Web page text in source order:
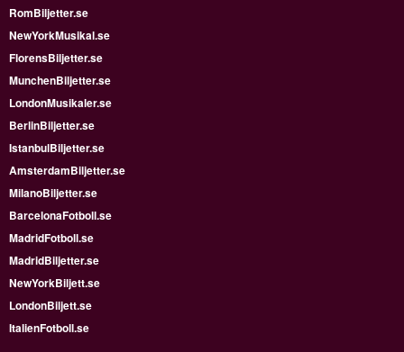
RomBiljetter.se
NewYorkMusikal.se
FlorensBiljetter.se
MunchenBiljetter.se
LondonMusikaler.se
BerlinBiljetter.se
IstanbulBiljetter.se
AmsterdamBiljetter.se
MilanoBiljetter.se
BarcelonaFotboll.se
MadridFotboll.se
MadridBiljetter.se
NewYorkBiljett.se
LondonBiljett.se
ItalienFotboll.se